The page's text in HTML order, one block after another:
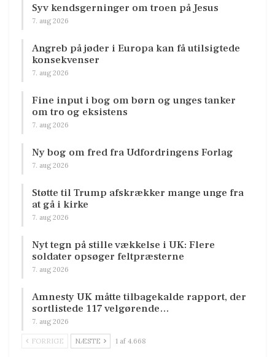
Syv kendsgerninger om troen på Jesus
7. aug 2026
Angreb på jøder i Europa kan få utilsigtede
konsekvenser
7. aug 2026
Fine input i bog om børn og unges tanker
om tro og eksistens
7. aug 2026
Ny bog om fred fra Udfordringens Forlag
7. aug 2026
Støtte til Trump afskrækker mange unge fra
at gå i kirke
7. aug 2026
Nyt tegn på stille vækkelse i UK: Flere
soldater opsøger feltpræsterne
7. aug 2026
Amnesty UK måtte tilbagekalde rapport, der
sortlistede 117 velgørende…
7. aug 2026
FORRIGE NÆSTE 1 af 4.668